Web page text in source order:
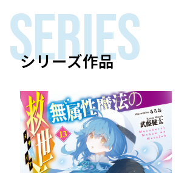
SERIES
シリーズ作品